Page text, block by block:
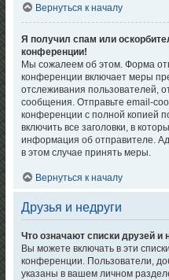
Вернуться к началу
Я получил спам или
конференции!
Мы сожалеем об этом. Форма
конференции включает меры
отслеживания пользователей,
сообщения. Отправьте email-
конференции с полной копией
включить все заголовки, в
информация об отправителе.
в этом случае принять меры.
Вернуться к началу
Друзья и недруги
Что означают списки друзей и
Вы можете включать в эти
конференции. Пользователи,
указаны в вашем личном